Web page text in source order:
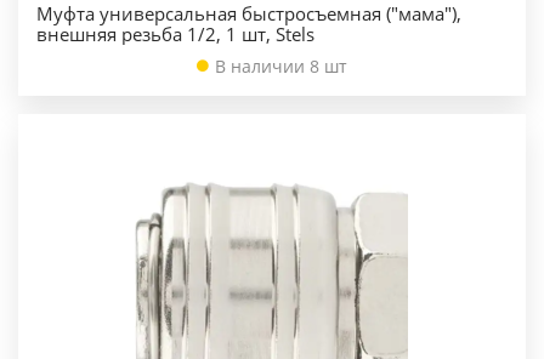
Муфта универсальная быстросъемная ("мама"),
внешняя резьба 1/2, 1 шт, Stels
В наличии 8 шт